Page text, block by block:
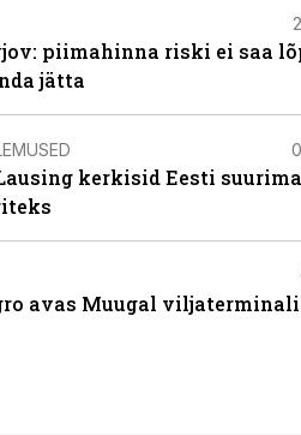
piimahinna riski ei saa
jätta
kerkisid Eesti
avas Muugal viljaterminali